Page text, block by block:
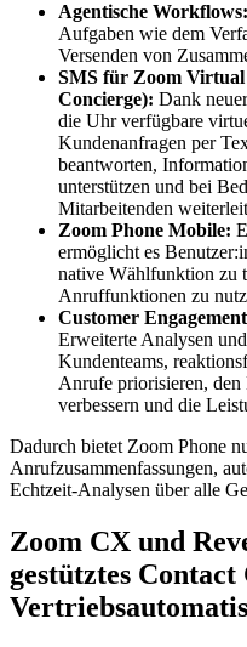
Agentische Workflows:
Aufgaben wie dem
Versenden von
SMS für Zoom Virtual
Concierge): Dank
die Uhr verfügbare
Kundenanfragen per
beantworten,
unterstützen und bei
Mitarbeitenden
Zoom Phone Mobile:
ermöglicht es
native Wählfunktion zu
Anruffunktionen zu
Customer
Erweiterte Analysen
Kundenteams,
Anrufe priorisieren,
verbessern und die
Dadurch bietet Zoom Phone
Anrufzusammenfassungen,
Echtzeit-Analysen über alle
Zoom CX und
gestütztes Contact